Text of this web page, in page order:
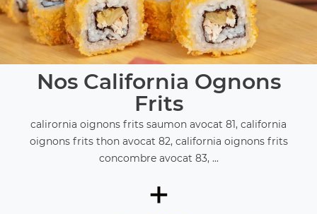
Nos California Ognons
Frits
calirornia oignons frits saumon avocat 81, california
oignons frits thon avocat 82, california oignons frits
concombre avocat 83, ...
+